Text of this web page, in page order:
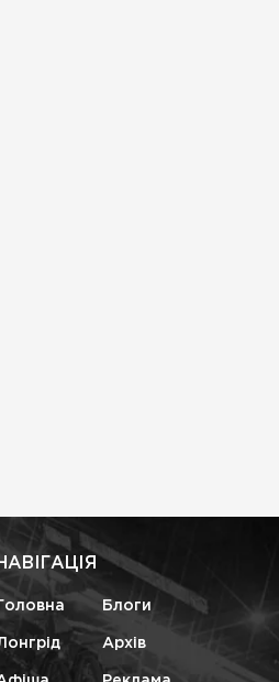
НАВІГАЦІЯ
Блоги
Архів